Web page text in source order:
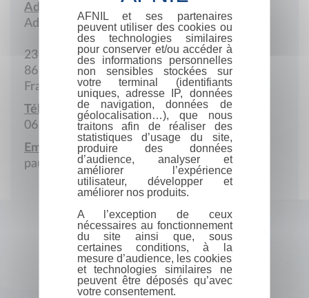
Adresse :
Adresse postale
23 de Vouillé
86170 Cissé
France
Téléphone portable :
06 51 67 06 28
Email :
paulinemelin.auteure@gmail.com
AFNIL et ses partenaires
peuvent utiliser des cookies ou
des technologies similaires
pour conserver et/ou accéder à
des informations personnelles
non sensibles stockées sur
votre terminal (identifiants
uniques, adresse IP, données
de navigation, données de
géolocalisation…), que nous
traitons afin de réaliser des
statistiques d’usage du site,
produire des données
d’audience, analyser et
améliorer l’expérience
utilisateur, développer et
améliorer nos produits.
A l’exception de ceux
nécessaires au fonctionnement
du site ainsi que, sous
certaines conditions, à la
mesure d’audience, les cookies
et technologies similaires ne
peuvent être déposés qu’avec
votre consentement.